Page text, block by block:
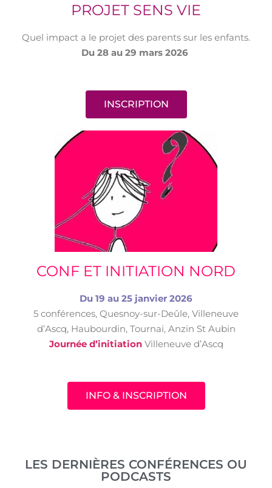
PROJET SENS VIE
Quel impact a le projet des parents sur les enfants.
Du 28 au 29 mars 2026
INSCRIPTION
CONF ET INITIATION NORD
Du 19 au 25 janvier 2026
5 conférences, Quesnoy-sur-Deûle, Villeneuve
d’Ascq, Haubourdin, Tournai, Anzin St Aubin
Journée d’initiationVilleneuve d’Ascq
INFO & INSCRIPTION
LES DERNIÈRES CONFÉRENCES OU
PODCASTS